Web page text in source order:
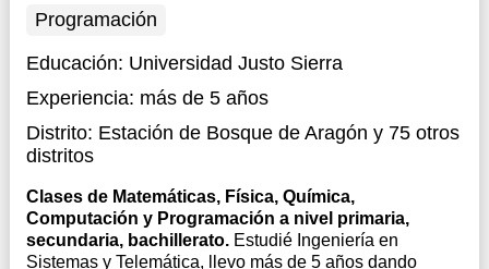
Programación
Educación: Universidad Justo Sierra
Experiencia: más de 5 años
Distrito: Estación de Bosque de Aragón y 75 otros
distritos
Clases de Matemáticas, Física, Química,
Computación y Programación a nivel primaria,
secundaria, bachillerato. Estudié Ingeniería en
Sistemas y Telemática, llevo más de 5 años dando